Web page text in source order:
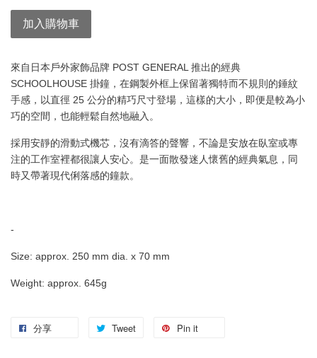
加入購物車
來自日本戶外家飾品牌 POST GENERAL 推出的經典
SCHOOLHOUSE 掛鐘，在鋼製外框上保留著獨特而不規則的錘紋
手感，以直徑 25 公分的精巧尺寸登場，這樣的大小，即便是較為小
巧的空間，也能輕鬆自然地融入。
採用安靜的滑動式機芯，沒有滴答的聲響，不論是安放在臥室或專
注的工作室裡都很讓人安心。是一面散發迷人懷舊的經典氣息，同
時又帶著現代俐落感的鐘款。
-
Size: approx. 250 mm dia. x 70 mm
Weight: approx. 645g
分享 Tweet Pin it